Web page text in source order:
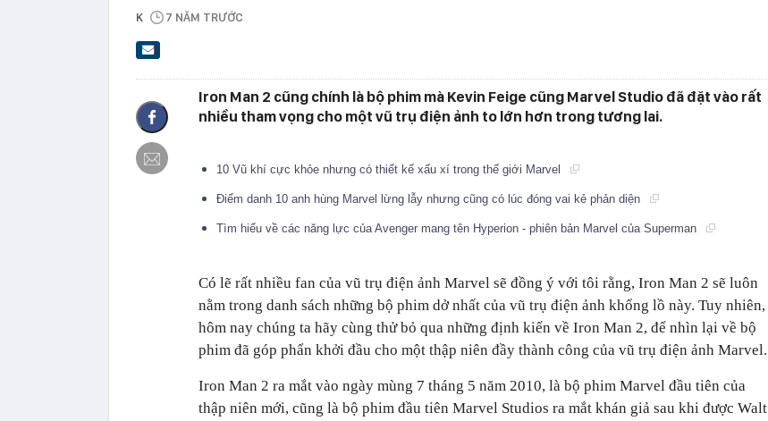
K 7 NĂM TRƯỚC
Iron Man 2 cũng chính là bộ phim mà Kevin Feige cũng Marvel Studio đã đặt vào rất
nhiều tham vọng cho một vũ trụ điện ảnh to lớn hơn trong tương lai.
10 Vũ khí cực khỏe nhưng có thiết kế xấu xí trong thế giới Marvel
Điểm danh 10 anh hùng Marvel lừng lẫy nhưng cũng có lúc đóng vai kẻ phản diện
Tìm hiểu về các năng lực của Avenger mang tên Hyperion - phiên bản Marvel của Superman
Có lẽ rất nhiều fan của vũ trụ điện ảnh Marvel sẽ đồng ý với tôi rằng, Iron Man 2 sẽ luôn
nằm trong danh sách những bộ phim dở nhất của vũ trụ điện ảnh khổng lồ này. Tuy nhiên,
hôm nay chúng ta hãy cùng thử bỏ qua những định kiến về Iron Man 2, để nhìn lại về bộ
phim đã góp phẩn khởi đầu cho một thập niên đầy thành công của vũ trụ điện ảnh Marvel.
Iron Man 2 ra mắt vào ngày mùng 7 tháng 5 năm 2010, là bộ phim Marvel đầu tiên của
thập niên mới, cũng là bộ phim đầu tiên Marvel Studios ra mắt khán giả sau khi được Walt